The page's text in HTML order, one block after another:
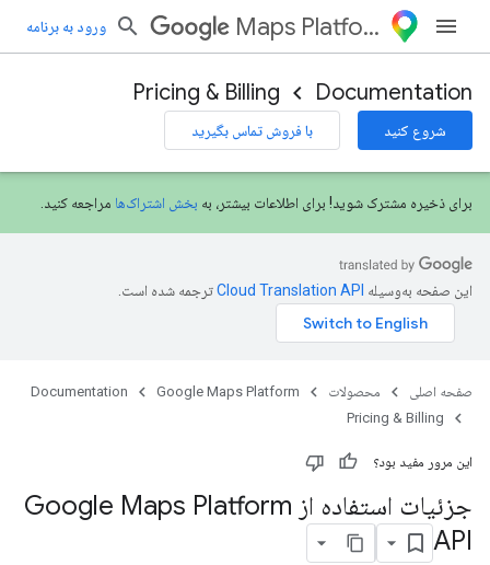
Maps Platform ورود به برنامه
Documentation
Pricing & Billing
شروع کنید با فروش تماس بگیرید
برای ذخیره مشترک شوید! برای اطلاعات بیشتر، به بخش اشتراک‌ها مراجعه کنید.
این صفحه به‌وسیله ترجمه شده است.
صفحه اصلی محصولات Google Maps Platform
Documentation
Pricing & Billing
این مرور مفید بود؟
جزئیات استفاده از Google Maps Platform
API